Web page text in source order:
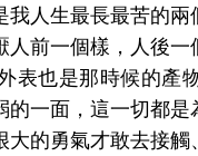
人生最長最苦的
前一個樣，人後
表也是那時候的產
一面，這一切都
大的勇氣才敢去接